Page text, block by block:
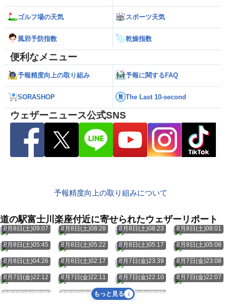
ゴルフ場の天気 スポーツ天気
風邪予防指数 乾燥指数
便利なメニュー
予報精度向上の取り組み 予報に関するFAQ
SORASHOP The Last 10-second
ウェザーニュース公式SNS
予報精度向上の取り組みについて
道の駅富士川楽座付近に寄せられたウェザーリポート
8月8日(土)09:07 8月8日(土)08:28 8月8日(土)08:23 8月8日(土)08:01
8月8日(土)05:45 8月8日(土)05:22 8月8日(土)05:17 8月8日(土)05:08
8月8日(土)04:26 8月8日(土)02:17 8月7日(金)23:39 8月7日(金)23:08
8月7日(金)22:12 8月7日(金)22:11 8月7日(金)22:10 8月7日(金)22:07
8月7日(金)20:26 8月7日(金)20:24 8月7日(金)20:03
もっと見る